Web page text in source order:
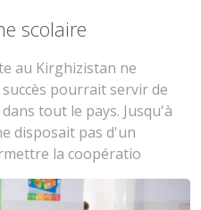
scolaire
au Kirghizistan ne
pourrait servir de
tout le pays. Jusqu'à
disposait pas d'un
la coopératio